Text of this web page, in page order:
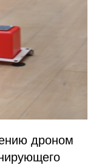
дроном